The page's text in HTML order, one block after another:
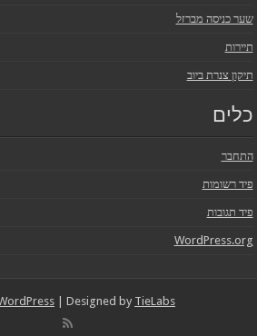
שער כניסה מברזל
תיירות
תיקון צנרת ביוב
כלים
התחבר
פיד רשומות
פיד תגובות
WordPress.org
| Designed by TieLabs